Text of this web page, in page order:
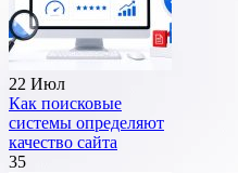
22 Июл
Как поисковые
системы определяют
качество сайта
35